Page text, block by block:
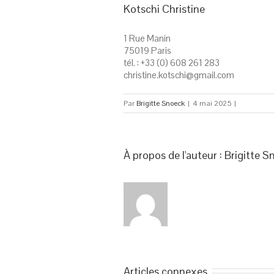
Kotschi Christine
1 Rue Manin
75019 Paris
tél. : +33 (0) 608 261 283
christine.kotschi@gmail.com
Par Brigitte Snoeck | 4 mai 2025 |
À propos de l'auteur : Brigitte